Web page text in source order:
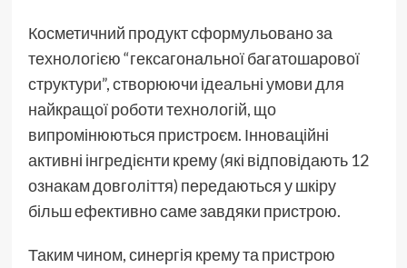
Косметичний продукт сформульовано за
технологією “гексагональної багатошарової
структури”, створюючи ідеальні умови для
найкращої роботи технологій, що
випромінюються пристроєм. Інноваційні
активні інгредієнти крему (які відповідають 12
ознакам довголіття) передаються у шкіру
більш ефективно саме завдяки пристрою.
Таким чином, синергія крему та пристрою